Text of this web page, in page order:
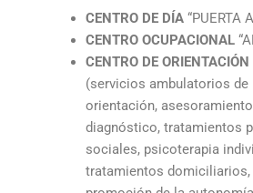
CENTRO DE DÍA“PUERTA
CENTRO OCUPACIONAL
CENTRO DE
(servicios ambulatorios de
orientación,
diagnóstico, tratamientos
sociales, psicoterapia
tratamientos domiciliarios,